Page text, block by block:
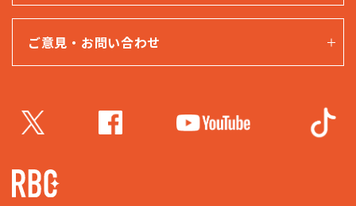
ご意見・お問い合わせ